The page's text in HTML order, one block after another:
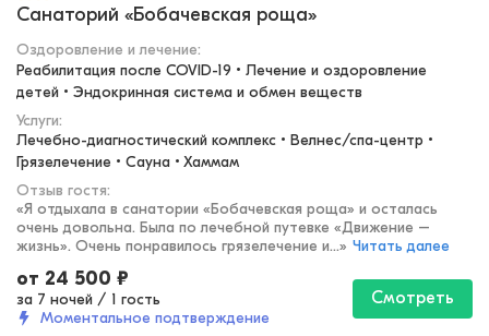
Санаторий «Бобачевская роща»
Оздоровление и лечение:
Реабилитация после COVID-19 • Лечение и оздоровление
детей • Эндокринная система и обмен веществ
Услуги:
Лечебно-диагностический комплекс • Велнес/спа-центр •
Грязелечение • Сауна • Хаммам
Отзыв гостя:
«Я отдыхала в санатории «Бобачевская роща» и осталась
очень довольна. Была по лечебной путевке «Движение –
жизнь». Очень понравилось грязелечение и...» Читать далее
от 24 500 ₽
за 7 ночей / 1 гость
Моментальное подтверждение
Смотреть